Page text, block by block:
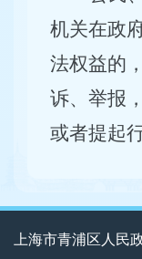
机关在政
法权益的
诉、举报
或者提起
上海市青浦区人民